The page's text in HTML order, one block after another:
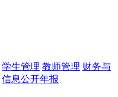
学生管理 教师管理 财务与
信息公开年报